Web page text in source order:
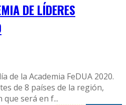
DE LÍDERES
de la Academia FeDUA 2020.
de 8 países de la región,
que será en f...